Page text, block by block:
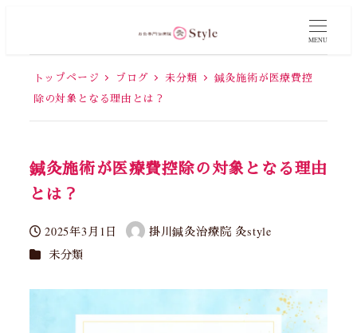
MENU
トップページ ブログ 未分類
鍼灸施術が医療費控
除の対象となる理由とは？
鍼灸施術が医療費控除の対象となる理由
とは？
投稿日
2025年3月1日
著
掛川鍼灸治療院 灸style
カテゴリー
未分類